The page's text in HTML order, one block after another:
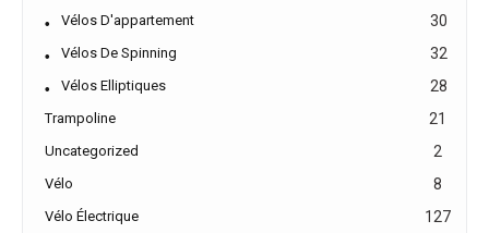
Vélos D'appartement 30
Vélos De Spinning 32
Vélos Elliptiques 28
Trampoline 21
Uncategorized 2
Vélo 8
Vélo Électrique
127